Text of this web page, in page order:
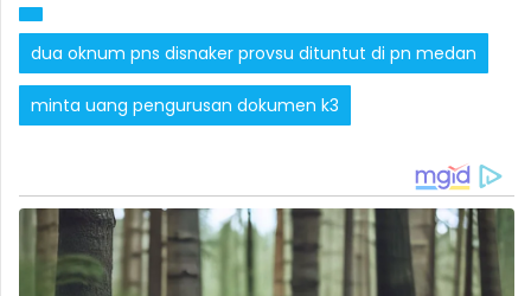
dua oknum pns disnaker provsu dituntut di pn medan
minta uang pengurusan dokumen k3